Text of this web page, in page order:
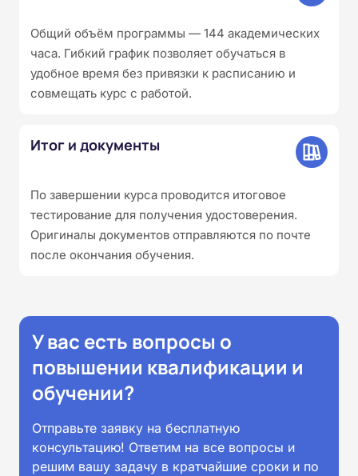
Общий объём программы — 144 академических
часа. Гибкий график позволяет обучаться в
удобное время без привязки к расписанию и
совмещать курс с работой.
Итог и документы
По завершении курса проводится итоговое
тестирование для получения удостоверения.
Оригиналы документов отправляются по почте
после окончания обучения.
У вас есть вопросы о
повышении квалификации и
обучении?
Отправьте заявку на бесплатную
консультацию! Ответим на все вопросы и
решим вашу задачу в кратчайшие сроки и по